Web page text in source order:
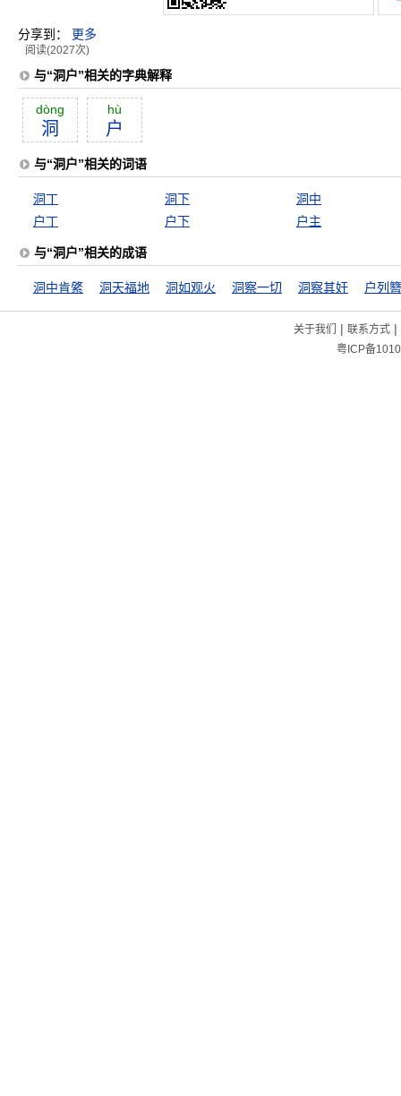
分享到： 更多
阅读(2027次)
与“洞户”相关的字典解释
dòng
洞
hù
户
与“洞户”相关的词语
洞丁 洞下
洞中
户丁
户下 户主
与“洞户”相关的成语
洞中肯綮 洞天福地 洞如观火 洞察一切 洞察其奸 户列
关于我们 | 联系方式|
粤ICP备